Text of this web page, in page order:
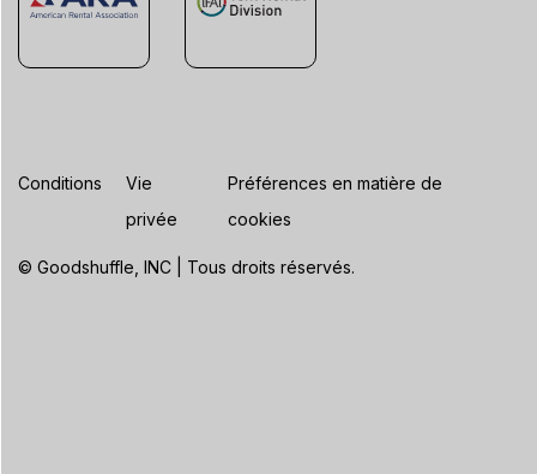
© Goodshuffle, INC | Tous droits réservés.
Conditions
Vie
privée
Préférences en matière de
cookies